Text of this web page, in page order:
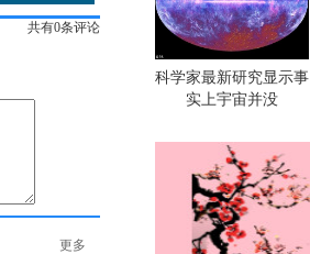
共有0条评论
更多
科学家最新研究显示事
实上宇宙并没